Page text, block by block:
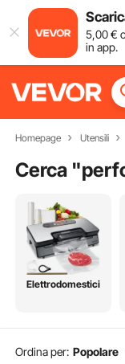
5,00€
in app.
Homepage Utensili
Cerca "
Elettrodomestici
Ordina per: Popolare